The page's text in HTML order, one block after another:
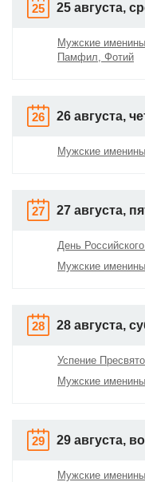
25 25 августа,
Мужские
Памфил, Фотий
26 26 августа,
Мужские
27 27 августа,
День
Мужские
28 28 августа,
Успение
Мужские
29 29 августа,
Мужские